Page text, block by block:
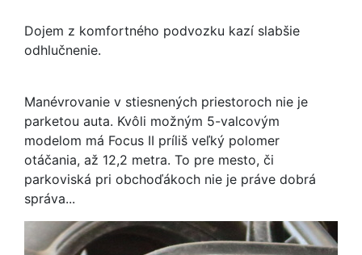
Dojem z komfortného podvozku kazí slabšie
odhlučnenie.
Manévrovanie v stiesnených priestoroch nie je
parketou auta. Kvôli možným 5-valcovým
modelom má Focus II príliš veľký polomer
otáčania, až 12,2 metra. To pre mesto, či
parkoviská pri obchoďákoch nie je práve dobrá
správa...